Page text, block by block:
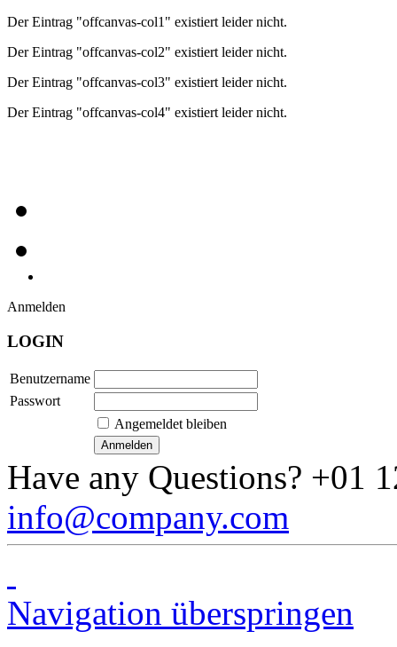
Der Eintrag "offcanvas-col1" existiert leider nicht.
Der Eintrag "offcanvas-col2" existiert leider nicht.
Der Eintrag "offcanvas-col3" existiert leider nicht.
Der Eintrag "offcanvas-col4" existiert leider nicht.
Anmelden
LOGIN
Benutzername
Passwort
Angemeldet bleiben
Have any Questions? +01
info@company.com
Navigation überspringen